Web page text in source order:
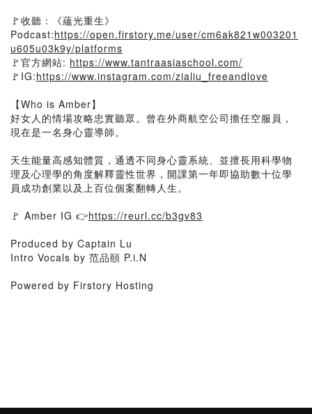
🚩收聽：《蘊光重生》
Podcast:https://open.firstory.me/user/cm6ak821w003201
u605u03k9y/platforms
🚩官方網站: https://www.tantraasiaschool.com/
🚩IG:https://www.instagram.com/zialiu_freeandlove
【Who is Amber】
好女人的情場攻略忠實聽眾。曾在外商航空公司擔任空服員，
現在是一名身心靈導師。
天生能量高感知體質，通透不同身心靈系統、並擅長用科學物
理及心理學的角度解釋靈性世界，開課第一年即協助數十位學
員成功創業以及上百位個案翻轉人生。
🚩 Amber IG 👉https://reurl.cc/b3gv83
Produced by Captain Lu
Intro Vocals by 范品頤 P.i.N
Powered by Firstory Hosting